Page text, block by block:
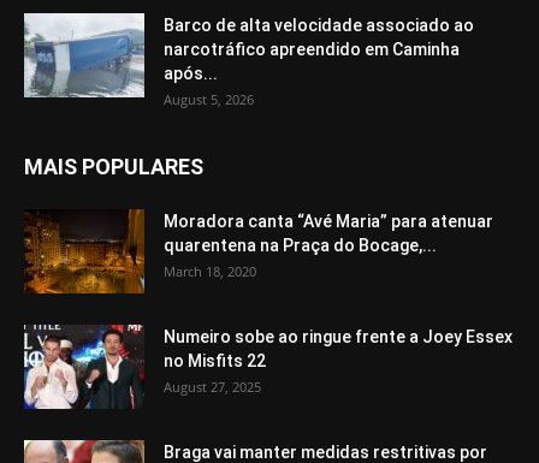
Barco de alta velocidade associado ao
narcotráfico apreendido em Caminha
após...
August 5, 2026
MAIS POPULARES
Moradora canta “Avé Maria” para atenuar
quarentena na Praça do Bocage,...
March 18, 2020
Numeiro sobe ao ringue frente a Joey Essex
no Misfits 22
August 27, 2025
Braga vai manter medidas restritivas por